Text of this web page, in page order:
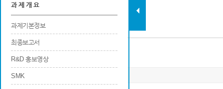
과제현황
과 제 개 요
과제기본정보
최종보고서
R&D 홍보영상
SMK
일자리창출